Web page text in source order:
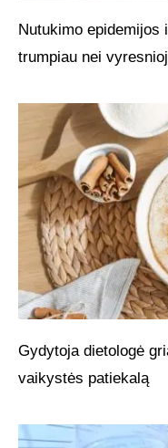
Nutukimo epidemijos
trumpiau nei
Gydytoja dietologė
vaikystės patiekalą